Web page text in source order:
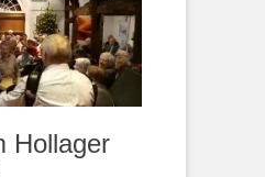
Hollager